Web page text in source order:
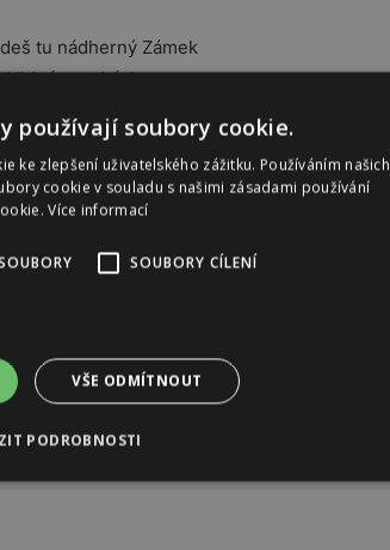
tu nádherný Zámek
procházky.
používají soubory cookie.
ke zlepšení uživatelského zážitku. Používáním našich
cookie v souladu s našimi zásadami používání
Více informací
SOUBORY CÍLENÍ
VŠE ODMÍTNOUT
PODROBNOSTI